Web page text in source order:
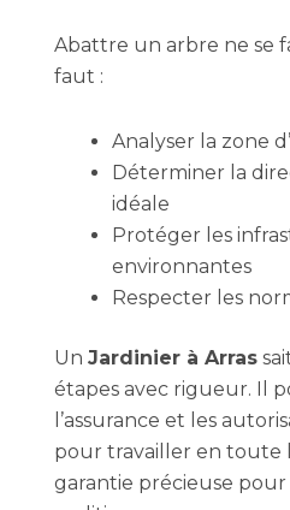
Abattre un arbre ne se
faut :
Analyser la zone
Déterminer la
idéale
Protéger les
environnantes
Respecter les
Un Jardinier à Arras
étapes avec rigueur. Il
l’assurance et les
pour travailler en toute
garantie précieuse